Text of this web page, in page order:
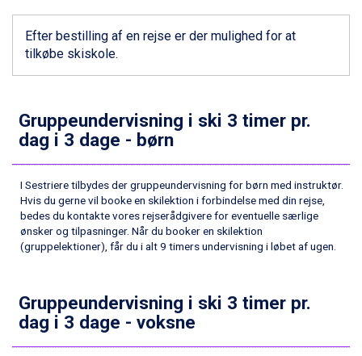
Canazei fra DKK 4.745
Ponte di Legno fra DKK 4.745
Sauze dOulx fra DKK 4.045
Alleghe fra DKK 5.595
Arabba fra DKK 7.045
La Thuile fra DKK 4.595
Val Thorens fra DKK 5.395
Cervinia fra DKK 5.295
Sölden fra DKK 8.445
Bad Hofgastein fra DKK 5.495
Passo Tonale fra DKK 3.795
Saalbach fra DKK 5.945
Champoluc fra DKK 3.795
Fieberbrunn fra DKK 6.145
Wagrain fra DKK 4.645
Ischgl fra DKK 7.095
St. Anton fra DKK 7.245
Efter bestilling af en rejse er der mulighed for at
tilkøbe skiskole.
Gruppeundervisning i ski 3 timer pr.
dag i 3 dage - børn
I Sestriere tilbydes der gruppeundervisning for børn med instruktør.
Hvis du gerne vil booke en skilektion i forbindelse med din rejse,
bedes du kontakte vores rejserådgivere for eventuelle særlige
ønsker og tilpasninger. Når du booker en skilektion
(gruppelektioner), får du i alt 9 timers undervisning i løbet af ugen.
Gruppeundervisning i ski 3 timer pr.
dag i 3 dage - voksne